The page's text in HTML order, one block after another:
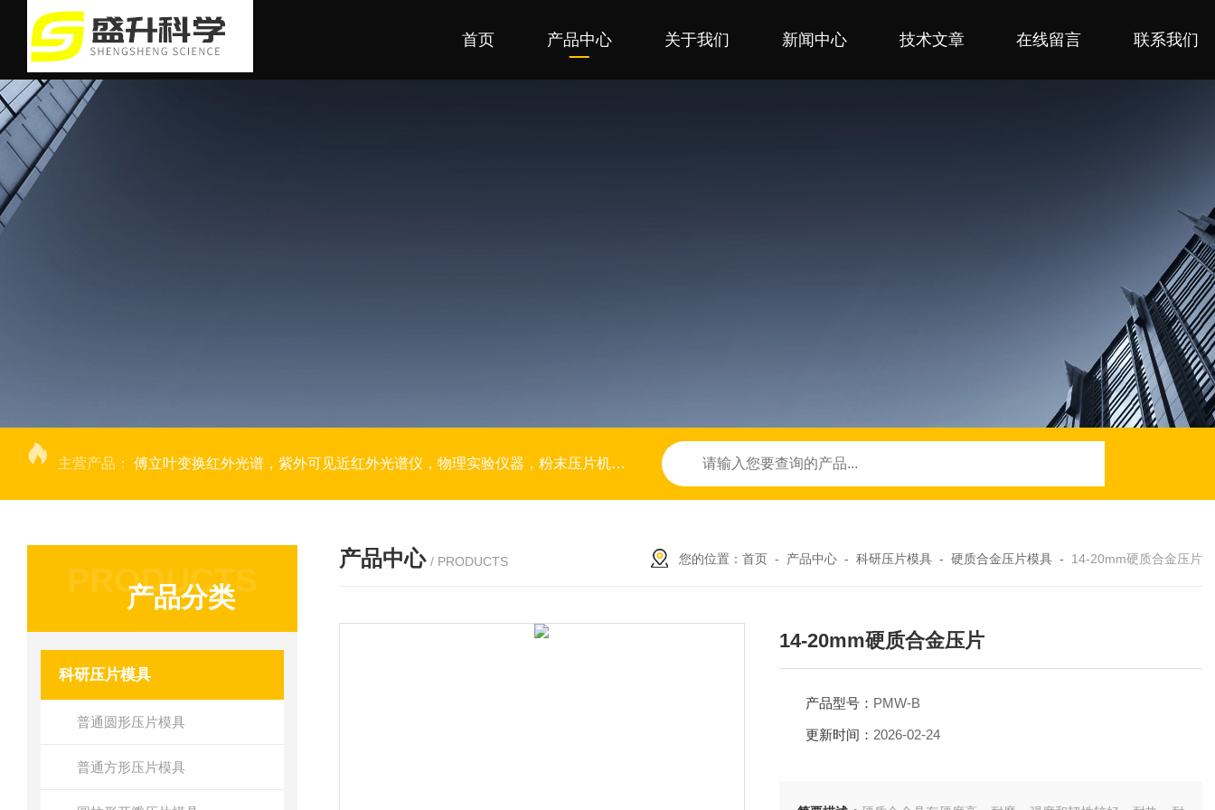
首页 产品中心 关于我们 新闻中心 技术文章 在线留言 联系我们
主营产品： 傅立叶变换红外光谱，紫外可见近红外光谱仪，物理实验仪器，粉末压片机，压片模具
PRODUCTS
产品分类
科研压片模具
普通圆形压片模具
普通方形压片模具
产品中心 / PRODUCTS 您的位置： 首页 - 产品中心 - 科研压片模具 - 硬质合金压片模具 - 14-20mm硬质合金压片
14-20mm硬质合金压片
产品型号： PMW-B
更新时间： 2026-02-24